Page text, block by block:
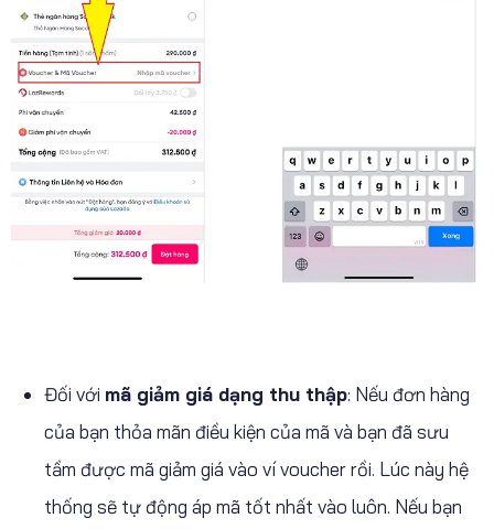
Đối với mã giảm giá dạng thu thập: Nếu đơn hàng
của bạn thỏa mãn điều kiện của mã và bạn đã sưu
tầm được mã giảm giá vào ví voucher rồi. Lúc này hệ
thống sẽ tự động áp mã tốt nhất vào luôn. Nếu bạn